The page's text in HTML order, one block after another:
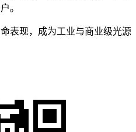
。
表现，成为工业与商业级光源